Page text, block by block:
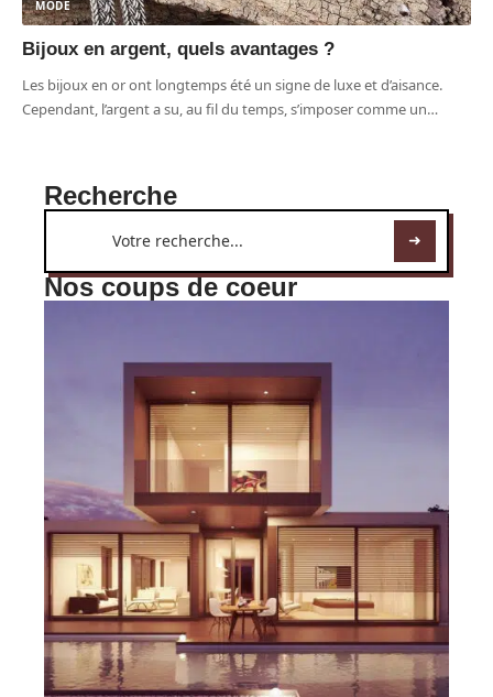
MODE
Bijoux en argent, quels avantages ?
Les bijoux en or ont longtemps été un signe de luxe et d’aisance.
Cependant, l’argent a su, au fil du temps, s’imposer comme un…
Recherche
Nos coups de coeur